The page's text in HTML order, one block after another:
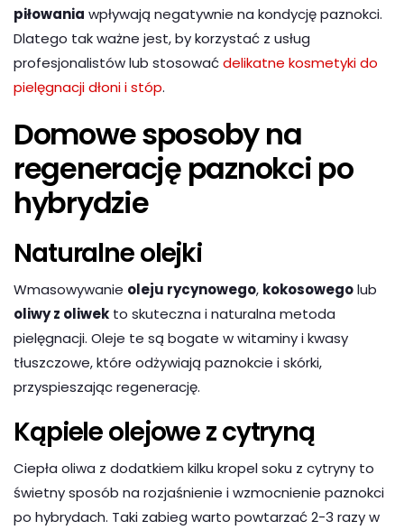
piłowania wpływają negatywnie na kondycję paznokci.
Dlatego tak ważne jest, by korzystać z usług
profesjonalistów lub stosowaćdelikatne kosmetyki do
pielęgnacji dłoni i stóp.
Domowe sposoby na
regenerację paznokci po
hybrydzie
Naturalne olejki
Wmasowywanie oleju rycynowego, kokosowegolub
oliwy z oliwek to skuteczna i naturalna metoda
pielęgnacji. Oleje te są bogate w witaminy i kwasy
tłuszczowe, które odżywiają paznokcie i skórki,
przyspieszając regenerację.
Kąpiele olejowe z cytryną
Ciepła oliwa z dodatkiem kilku kropel soku z cytryny to
świetny sposób na rozjaśnienie i wzmocnienie paznokci
po hybrydach. Taki zabieg warto powtarzać 2-3 razy w